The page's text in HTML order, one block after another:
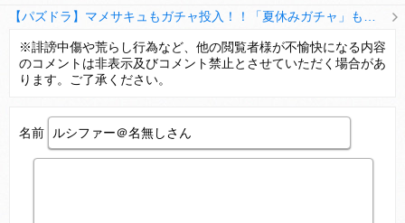
【パズドラ】TB・HEARTSの6人は全員分岐進化とアシスト2種あり！HEARTSエンジェルの進化いいな
変な所でセーブして詰んだゲーム、貴方にはありますか？
Powered by livedoor 相互RSS
※誹謗中傷や荒らし行為など、他の閲覧者様が不愉快になる内容
のコメントは非表示及びコメント禁止とさせていただく場合があ
ります。ご了承ください。
名前